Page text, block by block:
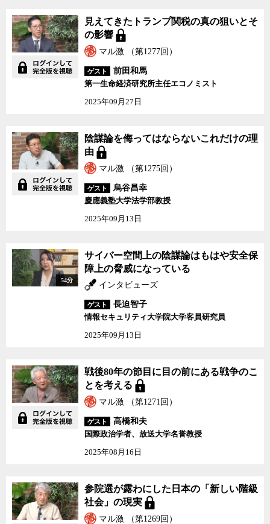
見えてきたトランプ関税の真の狙いとそ
の影響
マル激 （第1277回）
ゲスト
前田和馬
第一生命経済研究所主任エコノミスト
2025年09月27日
陰謀論を侮ってはならないこれだけの理
由
マル激 （第1275回）
ゲスト
烏谷昌幸
慶應義塾大学法学部教授
2025年09月13日
54分
サイバー空間上の陰謀論はもはや安全保
障上の脅威になっている
インタビューズ
ゲスト
長迫智子
情報セキュリティ大学院大学客員研究員
2025年09月13日
戦後80年の節目に目の前にある戦争のこ
とを考える
マル激 （第1271回）
ゲスト
高橋和夫
国際政治学者、放送大学名誉教授
2025年08月16日
参院選が露わにした日本の「新しい階級
社会」の現実
マル激 （第1269回）